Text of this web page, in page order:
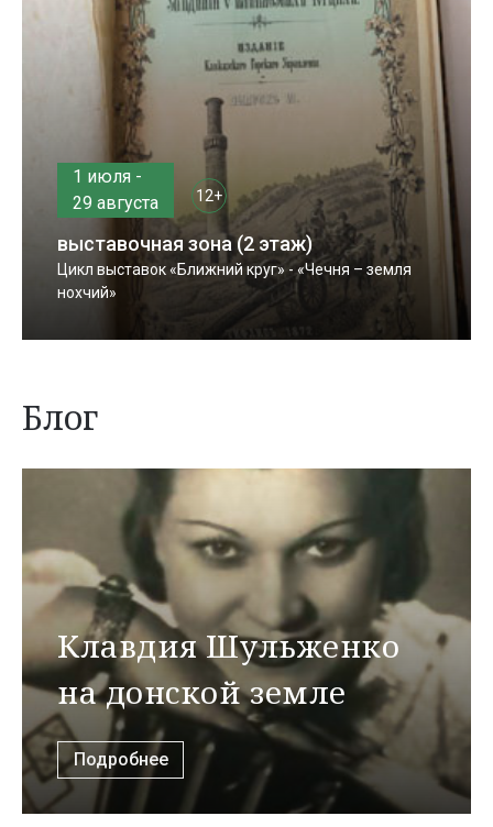
1 июля -
29 августа
12+
выставочная зона (2 этаж)
Цикл выставок «Ближний круг» - «Чечня – земля
нохчий»
Блог
Клавдия Шульженко
на донской земле
Подробнее